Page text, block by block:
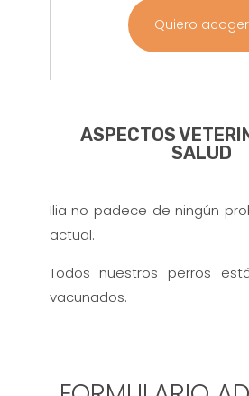
Quiero acoger
ASPECTOS
SALUD
Ilia no padece de ningún
actual.
Todos nuestros perros
vacunados.